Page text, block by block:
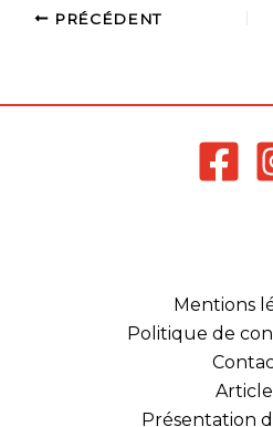
PRÉCÉDENT
Mentions
Politique de
Présentation